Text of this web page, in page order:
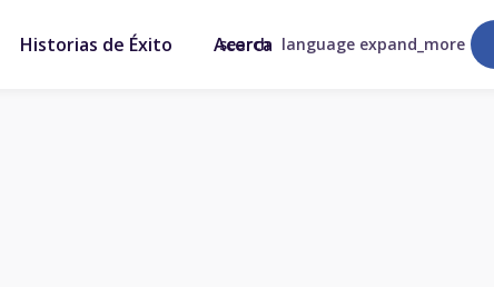
Historias de Éxito Acerca
search language expand_more